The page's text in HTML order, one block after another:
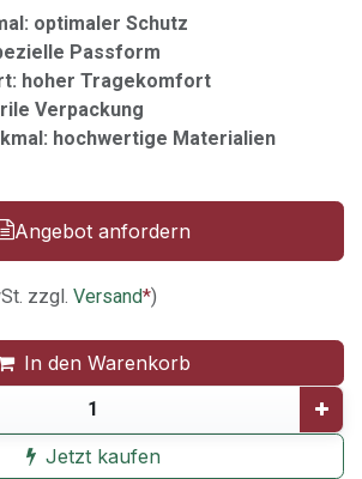
optimaler Schutz
Passform
hoher Tragekomfort
Verpackung
hochwertige Materialien
Angebot anfordern
zzgl. Versand*)
In den Warenkorb
Jetzt kaufen